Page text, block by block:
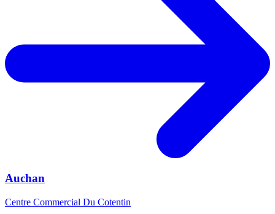
Auchan
Centre Commercial Du Cotentin